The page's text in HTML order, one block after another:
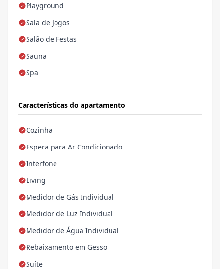
Playground
Sala de Jogos
Salão de Festas
Sauna
Spa
Características do apartamento
Cozinha
Espera para Ar Condicionado
Interfone
Living
Medidor de Gás Individual
Medidor de Luz Individual
Medidor de Água Individual
Rebaixamento em Gesso
Suíte